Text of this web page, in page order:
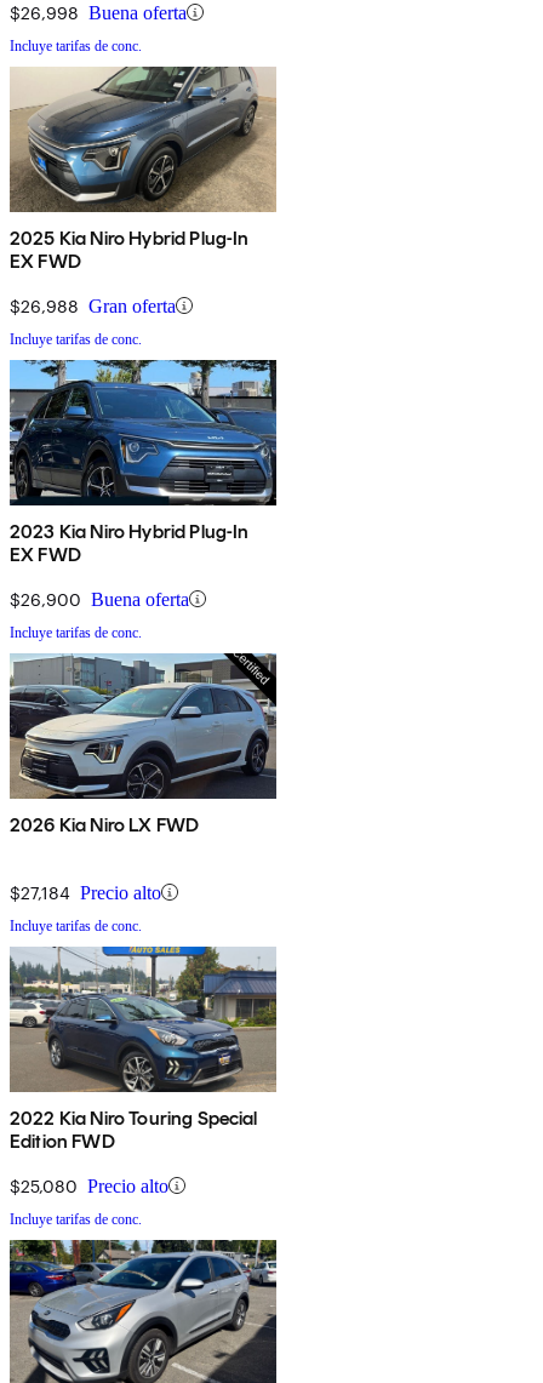
$26,998 Buena oferta
Incluye tarifas de conc.
2025 Kia Niro Hybrid Plug-In
EX FWD
$26,988 Gran oferta
Incluye tarifas de conc.
2023 Kia Niro Hybrid Plug-In
EX FWD
$26,900 Buena oferta
Incluye tarifas de conc.
2026 Kia Niro LX FWD
$27,184 Precio alto
Incluye tarifas de conc.
2022 Kia Niro Touring Special
Edition FWD
$25,080 Precio alto
Incluye tarifas de conc.